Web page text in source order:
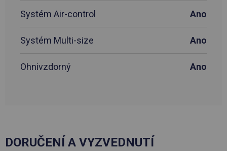
Systém Air-control Ano
Systém Multi-size Ano
Ohnivzdorný Ano
DORUČENÍ A VYZVEDNUTÍ